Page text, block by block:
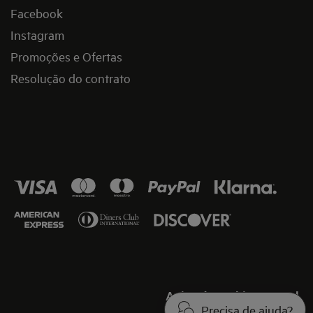
Precisa de ajuda?
Facebook
Instagram
Promoções e Ofertas
Resolução do contrato
Legal
Aviso de cookies